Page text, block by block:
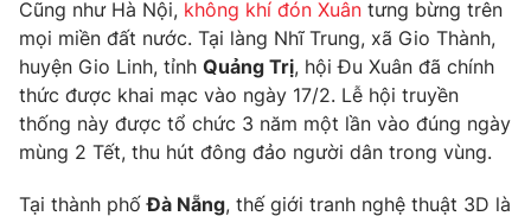
Chất lượng cuộc sống
Học trực tuyến
Công nghệ
Hitech Công nghệ tương lai
Sản phẩm
Thị trường
Tư vấn
Giao lưu trực tuyến
Lịch phát sóng
Cũng như Hà Nội, không khí đón Xuân tưng bừng trên
mọi miền đất nước. Tại làng Nhĩ Trung, xã Gio Thành,
huyện Gio Linh, tỉnh Quảng Trị, hội Đu Xuân đã chính
thức được khai mạc vào ngày 17/2. Lễ hội truyền
thống này được tổ chức 3 năm một lần vào đúng ngày
mùng 2 Tết, thu hút đông đảo người dân trong vùng.
Tại thành phốĐà Nẵng, thế giới tranh nghệ thuật 3D là